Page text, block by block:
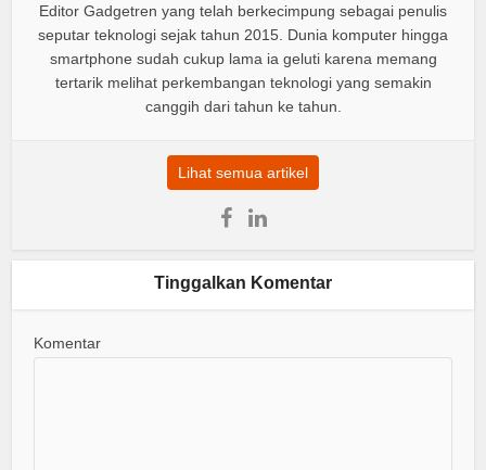
Editor Gadgetren yang telah berkecimpung sebagai penulis
seputar teknologi sejak tahun 2015. Dunia komputer hingga
smartphone sudah cukup lama ia geluti karena memang
tertarik melihat perkembangan teknologi yang semakin
canggih dari tahun ke tahun.
Lihat semua artikel
Tinggalkan Komentar
Komentar